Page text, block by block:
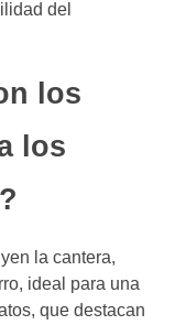
del
los
los
la cantera,
ideal para una
que destacan